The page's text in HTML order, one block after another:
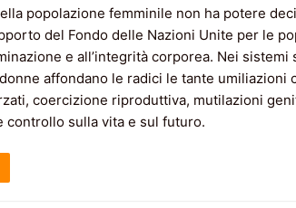
popolazione femminile non ha potere
del Fondo delle Nazioni Unite per le
e all’integrità corporea. Nei
affondano le radici le tante umiliazioni
coercizione riproduttiva, mutilazioni
controllo sulla vita e sul futuro.